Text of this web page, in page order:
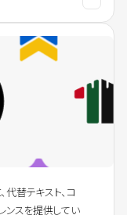
代替テキスト、コ
ンスを提供してい